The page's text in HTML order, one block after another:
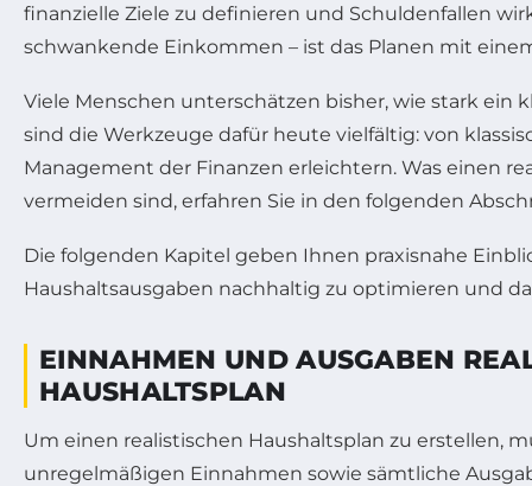
finanzielle Ziele zu definieren und Schuldenfallen
schwankende Einkommen – ist das Planen mit
Viele Menschen unterschätzen bisher, wie stark ein
sind die Werkzeuge dafür heute vielfältig: von
Management der Finanzen erleichtern. Was einen
vermeiden sind, erfahren Sie in den folgenden
Die folgenden Kapitel geben Ihnen praxisnahe
Haushaltsausgaben nachhaltig zu optimieren und
EINNAHMEN UND AUSGABEN
HAUSHALTSPLAN
Um einen realistischen Haushaltsplan zu erstellen,
unregelmäßigen Einnahmen sowie sämtliche